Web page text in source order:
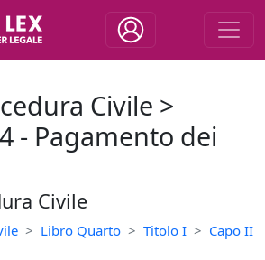
Civile >
- Pagamento dei
Civile
Libro Quarto Titolo I
Capo II